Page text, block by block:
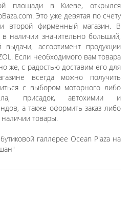
площади в Киеве, открылся
Это уже девятая по счету
второй фирменный магазин. В
в наличии значительно больший,
ассортимент продукции
Если необходимого вам товара
же, с радостью доставим его для
всегда можно получить
с выбором моторного либо
присадок, автохимии и
а также оформить заказ либо
товары.
галлерее Ocean Plaza на